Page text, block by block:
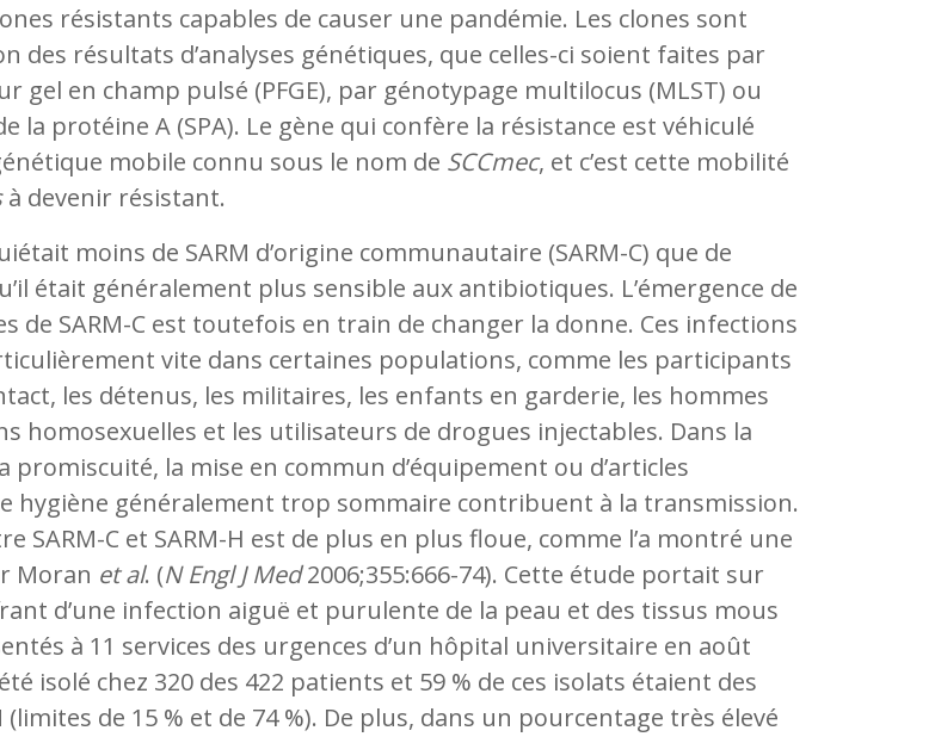
résistants capables de causer une pandémie. Les clones sont
des résultats d’analyses génétiques, que celles-ci soient faites par
gel en champ pulsé (PFGE), par génotypage multilocus (MLST) ou
la protéine A (SPA). Le gène qui confère la résistance est véhiculé
mobile connu sous le nom de SCCmec, et c’est cette mobilité
à devenir résistant.
moins de SARM d’origine communautaire (SARM-C) que de
était généralement plus sensible aux antibiotiques. L’émergence de
de SARM-C est toutefois en train de changer la donne. Ces infections
vite dans certaines populations, comme les participants
les détenus, les militaires, les enfants en garderie, les hommes
homosexuelles et les utilisateurs de drogues injectables. Dans la
promiscuité, la mise en commun d’équipement ou d’articles
hygiène généralement trop sommaire contribuent à la transmission.
SARM-C et SARM-H est de plus en plus floue, comme l’a montré une
Moran et al. (N Engl J Med2006;355:666-74). Cette étude portait sur
d’une infection aiguë et purulente de la peau et des tissus mous
à 11 services des urgences d’un hôpital universitaire en août
isolé chez 320 des 422 patients et 59 % de ces isolats étaient des
(limites de 15 % et de 74 %). De plus, dans un pourcentage très élevé